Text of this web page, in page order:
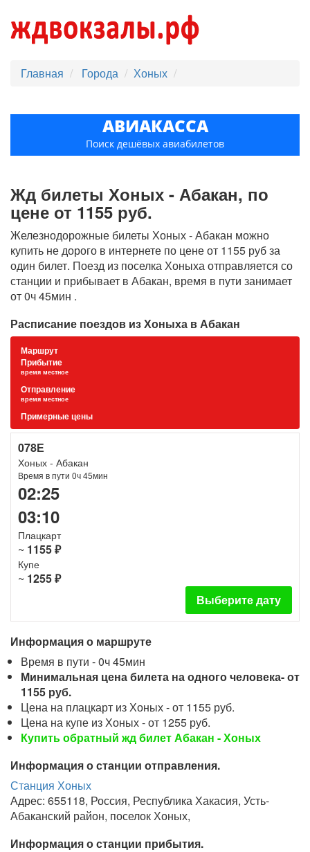
Главная Города Хоных
АВИАКАССА
Поиск дешёвых авиабилетов
Жд билеты Хоных - Абакан, по
цене от 1155 руб.
Железнодорожные билеты Хоных - Абакан можно
купить не дорого в интернете по цене от 1155 руб за
один билет. Поезд из поселка Хоныха отправляется со
станции и прибывает в Абакан, время в пути занимает
от 0ч 45мин .
Расписание поездов из Хоныха в Абакан
Маршрут
Прибытие
время местное
Отправление
время местное
Примерные цены
078Е
Хоных - Абакан
Время в пути 0ч 45мин
02:25
03:10
Плацкарт
~ 1155 ₽
Купе
~ 1255 ₽
Выберите дату
Информация о маршруте
Время в пути - 0ч 45мин
Минимальная цена билета на одного человека- от
1155 руб.
Цена на плацкарт из Хоных - от 1155 руб.
Цена на купе из Хоных - от 1255 руб.
Купить обратный жд билет Абакан - Хоных
Информация о станции отправления.
Станция Хоных
Адрес: 655118, Россия, Республика Хакасия, Усть-
Абаканский район, поселок Хоных,
Информация о станции прибытия.